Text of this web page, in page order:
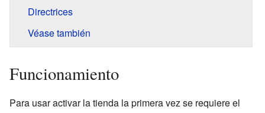
Directrices
Véase también
Funcionamiento
Para usar activar la tienda la primera vez se requiere el